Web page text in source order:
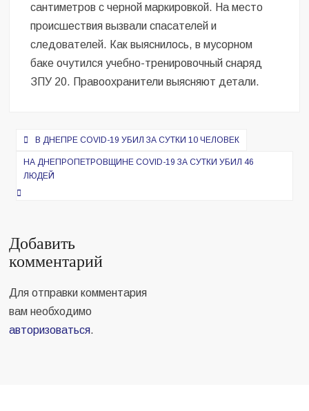
сантиметров с черной маркировкой. На место
происшествия вызвали спасателей и
следователей. Как выяснилось, в мусорном
баке очутился учебно-тренировочный снаряд
ЗПУ 20. Правоохранители выясняют детали.
Навигация
по
записям
В ДНЕПРЕ COVID-19 УБИЛ ЗА СУТКИ 10 ЧЕЛОВЕК
НА ДНЕПРОПЕТРОВЩИНЕ COVID-19 ЗА СУТКИ УБИЛ 46
ЛЮДЕЙ
Добавить
комментарий
Для отправки комментария
вам необходимо
авторизоваться.